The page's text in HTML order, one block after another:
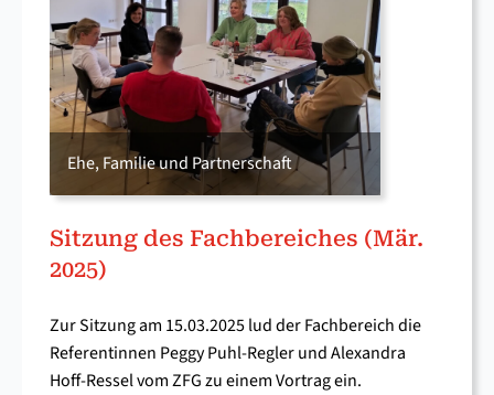
Ehe, Familie und Partnerschaft
Sitzung des Fach­bereiches (Mär.
2025)
Zur Sitzung am 15.03.2025 lud der Fachbereich die
Referentinnen Peggy Puhl-Regler und Alexandra
Hoff-Ressel vom ZFG zu einem Vortrag ein.